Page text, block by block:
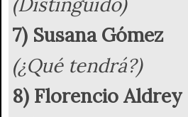
7) Susana Gómez
(¿Qué tendrá?)
8) Florencio Aldrey